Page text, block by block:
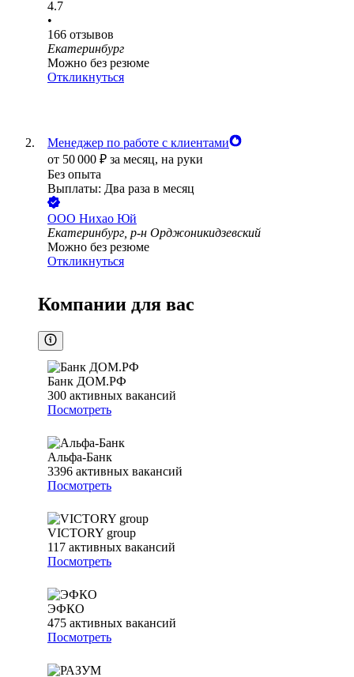
4.7
•
166 отзывов
Екатеринбург
Можно без резюме
Откликнуться
Менеджер по работе с клиентами
от 50 000 ₽ за месяц, на руки
Без опыта
Выплаты: Два раза в месяц
ООО Нихао Юй
Екатеринбург, р-н Орджоникидзевский
Можно без резюме
Откликнуться
Компании для вас
Банк ДОМ.РФ
300 активных вакансий
Посмотреть
Альфа-Банк
3396 активных вакансий
Посмотреть
VICTORY group
117 активных вакансий
Посмотреть
ЭФКО
475 активных вакансий
Посмотреть